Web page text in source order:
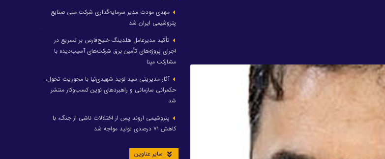
مهدی مودت مدیر سرمایه‌گذاری شرکت ملی صنایع
پتروشیمی ایران شد
تأکید مدیرعامل هلدینگ خلیج‌فارس بر تسریع در
اجرای پروژه‌های تأمین برق شرکت‌های آسیب‌دیده با
مشارکت مپنا
آثار مدیریتی سید نوید شهیدی‌نیا با محوریت تحول،
حکمرانی سازمانی و راهبردهای نوین کسب‌وکار منتشر
شد
پتروشیمی اروند پس از اختلالات ناشی از جنگ، با
کاهش ۷۱ درصدی تولید مواجه شد
سایر عناوین